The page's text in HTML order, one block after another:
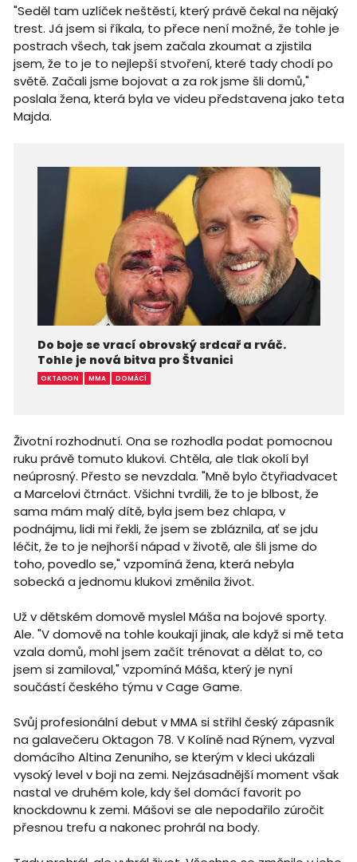
"Seděl tam uzlíček neštěstí, který právě čekal na nějaký
trest. Já jsem si říkala, to přece není možné, že tohle je
postrach všech, tak jsem začala zkoumat a zjistila
jsem, že to je to nejlepší stvoření, které tady chodí po
světě. Začali jsme bojovat a za rok jsme šli domů,"
poslala žena, která byla ve videu představena jako teta
Majda.
Do boje se vrací obrovský srdcař a rváč.
Tohle je nová bitva pro Štvanici
OKTAGON MMA DOMÁCÍ
Životní rozhodnutí. Ona se rozhodla podat pomocnou
ruku právě tomuto klukovi. Chtěla, ale tlak okolí byl
neúprosný. Přesto se nevzdala. "Mně bylo čtyřiadvacet
a Marcelovi čtrnáct. Všichni tvrdili, že to je blbost, že
sama mám malý dítě, byla jsem bez chlapa, v
podnájmu, lidi mi řekli, že jsem se zbláznila, ať se jdu
léčit, že to je nejhorší nápad v životě, ale šli jsme do
toho, povedlo se," vzpomíná žena, která nebyla
sobecká a jednomu klukovi změnila život.
Už v dětském domově myslel Máša na bojové sporty.
Ale. "V domově na tohle koukají jinak, ale když si mě teta
vzala domů, mohl jsem začít trénovat a dělat to, co
jsem si zamiloval," vzpomíná Máša, který je nyní
součástí českého týmu v Cage Game.
Svůj profesionální debut v MMA si střihl český zápasník
na galavečeru Oktagon 78. V Kolíně nad Rýnem, vyzval
domácího Altina Zenuniho, se kterým v kleci ukázali
vysoký level v boji na zemi. Nejzásadnější moment však
nastal ve druhém kole, kdy šel domácí favorit po
knockdownu k zemi. Mášovi se ale nepodařilo zúročit
přesnou trefu a nakonec prohrál na body.